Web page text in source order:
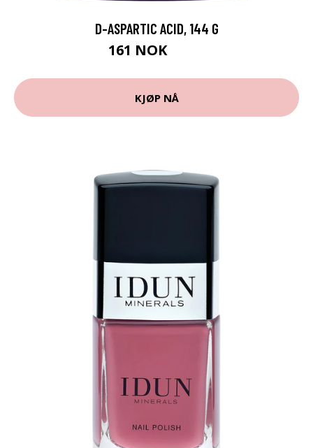
D-ASPARTIC ACID, 144 G
161 NOK
KJØP NÅ